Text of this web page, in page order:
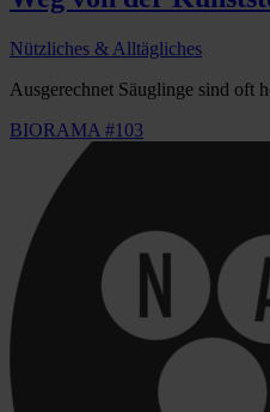
Nützliches & Alltägliches
Ausgerechnet Säuglinge sind oft
BIORAMA #103